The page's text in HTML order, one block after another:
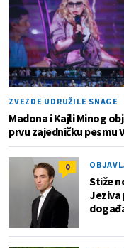
ZVEZDE UDRUŽILE SNAGE
Madona i Kajli Minog
prvu zajedničku pesmu
0
Stiže
Jeziva